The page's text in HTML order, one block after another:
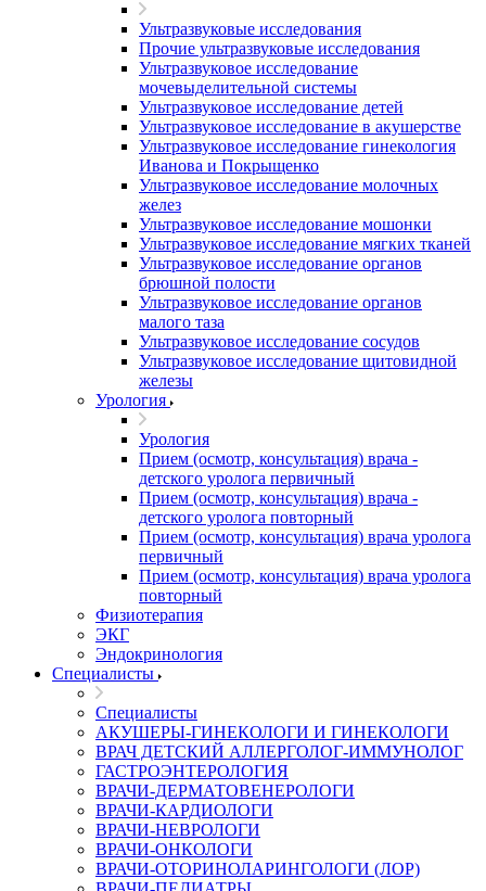
Ультразвуковые исследования
Прочие ультразвуковые исследования
Ультразвуковое исследование
мочевыделительной системы
Ультразвуковое исследование детей
Ультразвуковое исследование в акушерстве
Ультразвуковое исследование гинекология
Иванова и Покрыщенко
Ультразвуковое исследование молочных
желез
Ультразвуковое исследование мошонки
Ультразвуковое исследование мягких тканей
Ультразвуковое исследование органов
брюшной полости
Ультразвуковое исследование органов
малого таза
Ультразвуковое исследование сосудов
Ультразвуковое исследование щитовидной
железы
Урология
Урология
Прием (осмотр, консультация) врача -
детского уролога первичный
Прием (осмотр, консультация) врача -
детского уролога повторный
Прием (осмотр, консультация) врача уролога
первичный
Прием (осмотр, консультация) врача уролога
повторный
Физиотерапия
ЭКГ
Эндокринология
Специалисты
Специалисты
АКУШЕРЫ-ГИНЕКОЛОГИ И ГИНЕКОЛОГИ
ВРАЧ ДЕТСКИЙ АЛЛЕРГОЛОГ-ИММУНОЛОГ
ГАСТРОЭНТЕРОЛОГИЯ
ВРАЧИ-ДЕРМАТОВЕНЕРОЛОГИ
ВРАЧИ-КАРДИОЛОГИ
ВРАЧИ-НЕВРОЛОГИ
ВРАЧИ-ОНКОЛОГИ
ВРАЧИ-ОТОРИНОЛАРИНГОЛОГИ (ЛОР)